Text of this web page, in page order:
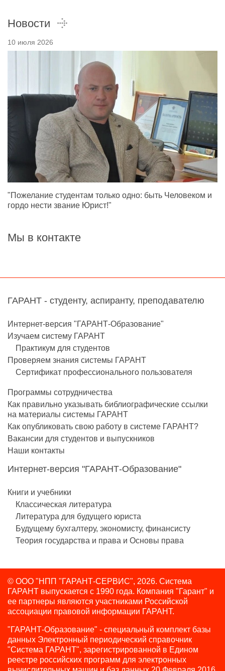
Новости
10 июля 2026
"Пожелание студентам только одно: быть Человеком и
гордо нести звание Юрист!"
Мы в контакте
ГАРАНТ - студенту, аспиранту, преподавателю
Интернет-версия "ГАРАНТ-Образование"
Изучаем систему ГАРАНТ
Практикум для студентов
Проверяем знания системы ГАРАНТ
Сертификат профессионального пользователя
Программы сотрудничества
Как правильно указывать библиографические ссылки
на материалы системы ГАРАНТ
Как опубликовать свою работу в системе ГАРАНТ?
Вакансии для студентов и выпускников
Наши контакты
Интернет-версия "ГАРАНТ-Образование"
Книги и учебники
Классическая литература
Литература для будущего юриста
Будущему бухгалтеру, экономисту, финансисту
Теория государства и права и Основы права
© ООО "НПП "ГАРАНТ-СЕРВИС", 2026. Система
ГАРАНТ выпускается с 1990 года. Компания "Гарант" и
ее партнеры являются участниками Российской
ассоциации правовой информации ГАРАНТ.
"ГАРАНТ-Образование" - специальный комплект базы
данных Электронный периодический справочник
"Система ГАРАНТ", зарегистрированной в Едином
реестре российских программ для электронных